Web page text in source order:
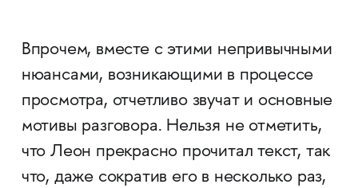
Впрочем, вместе с этими непривычными
нюансами, возникающими в процессе
просмотра, отчетливо звучат и основные
мотивы разговора. Нельзя не отметить,
что Леон прекрасно прочитал текст, так
что, даже сократив его в несколько раз,